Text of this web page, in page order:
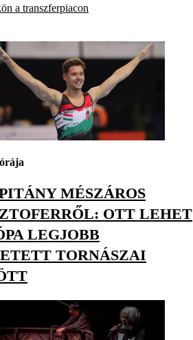
a transzferpiacon
MÉSZÁROS
OTT LEHET
LEGJOBB
TORNÁSZAI